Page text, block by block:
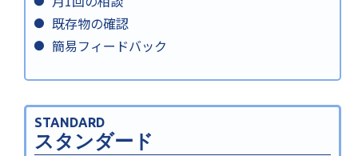
既存物の確認
簡易フィードバック
STANDARD
スタンダード